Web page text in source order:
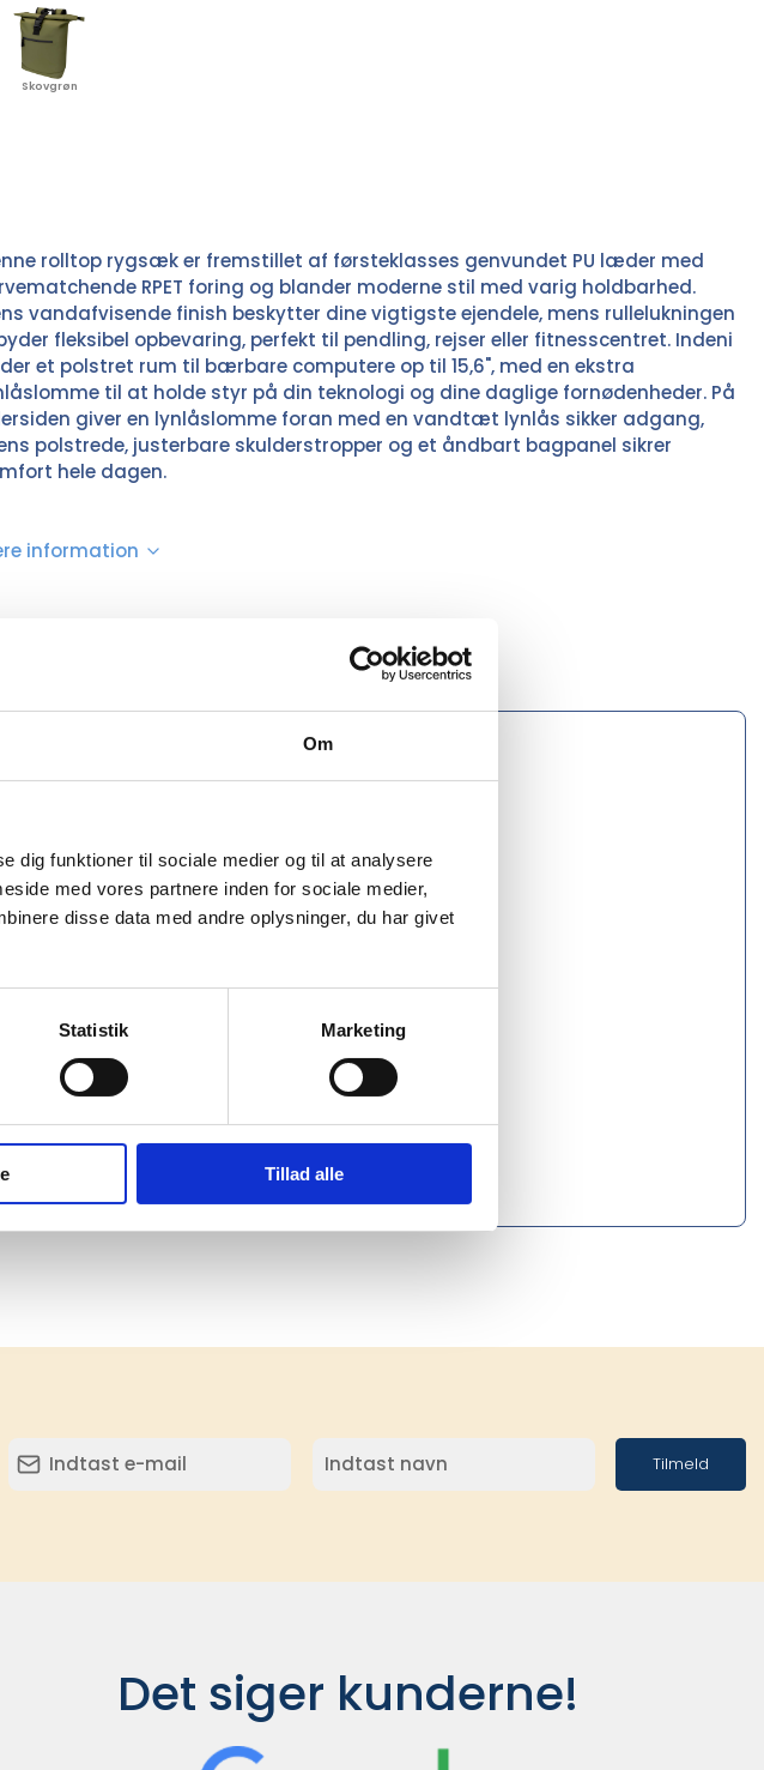
Om
dig funktioner til sociale medier og til at analysere
med vores partnere inden for sociale medier,
disse data med andre oplysninger, du har givet
Statistik Marketing
Tillad alle
Skovgrøn
rolltop rygsæk er fremstillet af førsteklasses genvundet PU læder med
RPET foring og blander moderne stil med varig holdbarhed.
vandafvisende finish beskytter dine vigtigste ejendele, mens rullelukningen
fleksibel opbevaring, perfekt til pendling, rejser eller fitnesscentret. Indeni
et polstret rum til bærbare computere op til 15,6", med en ekstra
til at holde styr på din teknologi og dine daglige fornødenheder. På
giver en lynlåslomme foran med en vandtæt lynlås sikker adgang,
polstrede, justerbare skulderstropper og et åndbart bagpanel sikrer
hele dagen.
information
blå, Havregryn, Mursten, Skovgrøn
7599C, 4229C
Tilmeld
Det siger kunderne!